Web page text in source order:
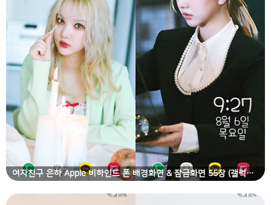
여자친구 은하 Apple 비하인드 폰 배경화면 & 잠금화면 55장 (갤럭시 노트8, 노트9, S8, S9)